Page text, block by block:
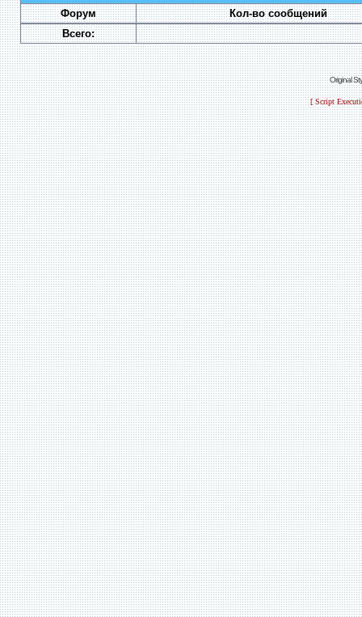
Форум
Кол-во сообщений
Всего:
Original
[ Script